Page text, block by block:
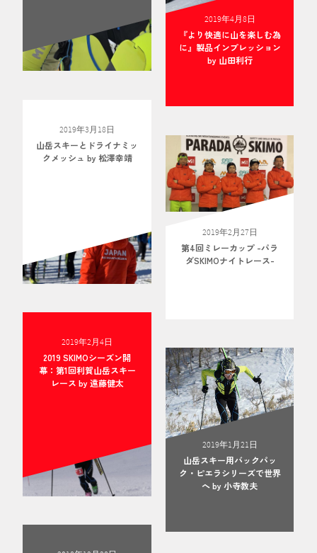
2019年4月8日
『より快適に山を楽しむ為
に』製品インプレッション
by 山田利行
2019年3月18日
山岳スキーとドライナミッ
クメッシュ by 松澤幸靖
2019年2月27日
第4回ミレーカップ -パラ
ダSKIMOナイトレース-
2019年2月4日
2019 SKIMOシーズン開
幕：第1回利賀山岳スキー
レース by 遠藤健太
2019年1月21日
山岳スキー用バックパッ
ク・ピエラシリーズで世界
へ by 小寺教夫